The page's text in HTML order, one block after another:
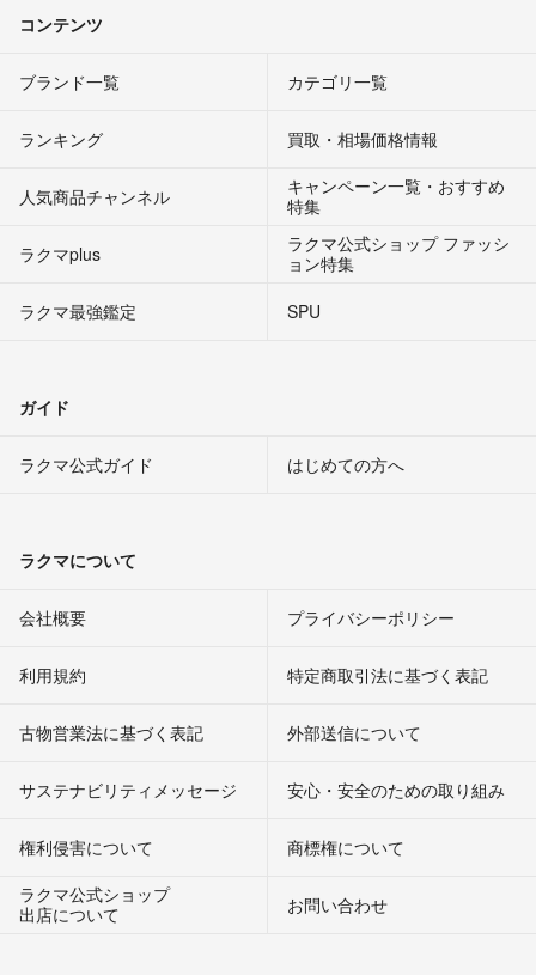
コンテンツ
ブランド一覧 カテゴリ一覧
ランキング 買取・相場価格情報
人気商品チャンネル
キャンペーン一覧・おすすめ
特集
ラクマplus
ラクマ公式ショップ ファッシ
ョン特集
ラクマ最強鑑定
SPU
ガイド
ラクマ公式ガイド はじめての方へ
ラクマについて
会社概要 プライバシーポリシー
利用規約 特定商取引法に基づく表記
古物営業法に基づく表記 外部送信について
サステナビリティメッセージ 安心・安全のための取り組み
権利侵害について
商標権について
ラクマ公式ショップ
出店について
お問い合わせ